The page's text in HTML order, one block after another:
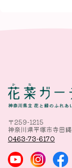
〒259-1215
神奈川県平塚市寺田
0463-73-6170